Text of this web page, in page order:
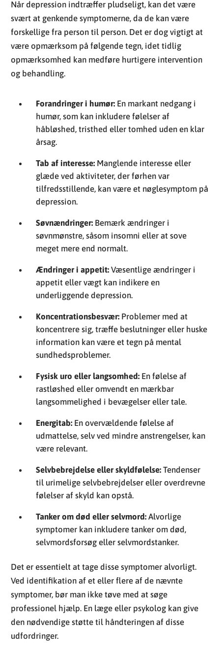
Når depression indtræffer pludseligt, kan det være
svært at genkende symptomerne, da de kan være
forskellige fra person til person. Det er dog vigtigt at
være opmærksom på følgende tegn, idet tidlig
opmærksomhed kan medføre hurtigere intervention
og behandling.
Forandringer i humør: En markant nedgang i
humør, som kan inkludere følelser af
håbløshed, tristhed eller tomhed uden en klar
årsag.
Tab af interesse: Manglende interesse eller
glæde ved aktiviteter, der førhen var
tilfredsstillende, kan være et nøglesymptom på
depression.
Søvnændringer: Bemærk ændringer i
søvnmønstre, såsom insomni eller at sove
meget mere end normalt.
Ændringer i appetit: Væsentlige ændringer i
appetit eller vægt kan indikere en
underliggende depression.
Koncentrationsbesvær: Problemer med at
koncentrere sig, træffe beslutninger eller huske
information kan være et tegn på mental
sundhedsproblemer.
Fysisk uro eller langsomhed: En følelse af
rastløshed eller omvendt en mærkbar
langsommelighed i bevægelser eller tale.
Energitab: En overvældende følelse af
udmattelse, selv ved mindre anstrengelser, kan
være relevant.
Selvbebrejdelse eller skyldfølelse: Tendenser
til urimelige selvbebrejdelser eller overdrevne
følelser af skyld kan opstå.
Tanker om død eller selvmord: Alvorlige
symptomer kan inkludere tanker om død,
selvmordsforsøg eller selvmordstanker.
Det er essentielt at tage disse symptomer alvorligt.
Ved identifikation af et eller flere af de nævnte
symptomer, bør man ikke tøve med at søge
professionel hjælp. En læge eller psykolog kan give
den nødvendige støtte til håndteringen af disse
udfordringer.